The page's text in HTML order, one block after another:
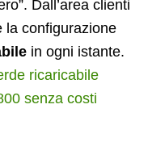
Dall’area clienti
la configurazione
in ogni istante.
ricaricabile
senza costi